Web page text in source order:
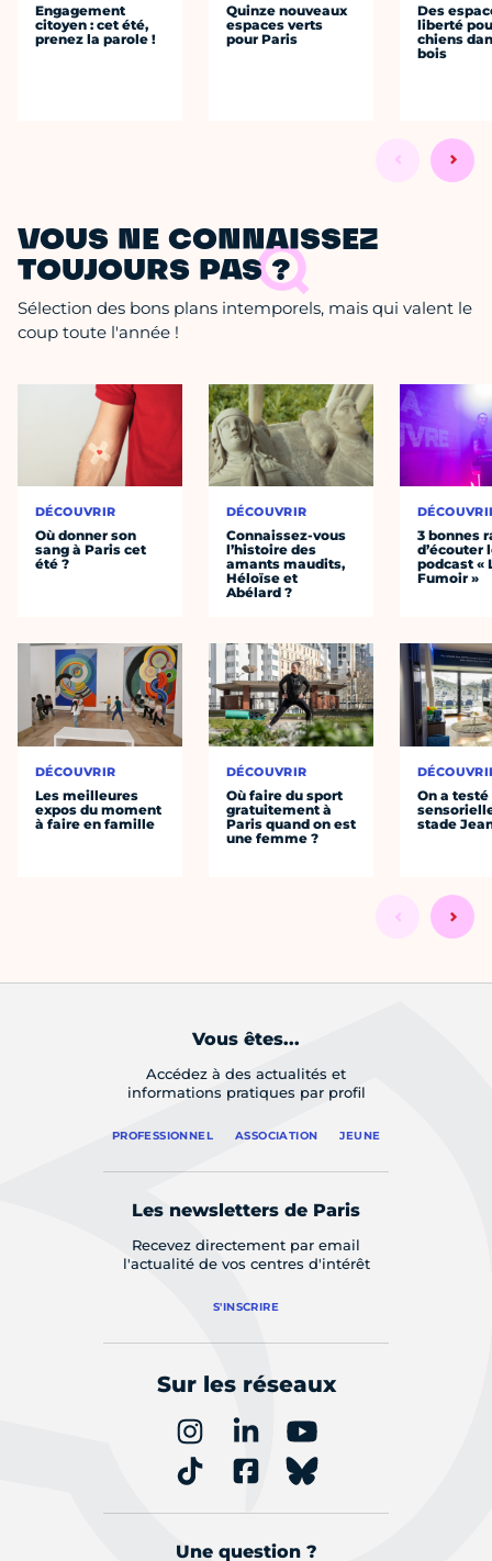
Engagement
citoyen : cet été,
prenez la parole !
Quinze nouveaux
espaces verts
pour Paris
Des
liberté
chiens
bois
VOUS NE CONNAISSEZ
TOUJOURS PAS ?
Sélection des bons plans intemporels, mais qui valent le
coup toute l'année !
DÉCOUVRIR
Où donner son
sang à Paris cet
été ?
DÉCOUVRIR
Les meilleures
expos du moment
à faire en famille
DÉCOUVRIR
Connaissez-vous
l’histoire des
amants maudits,
Héloïse et
Abélard ?
DÉCOUVRIR
Où faire du sport
gratuitement à
Paris quand on est
une femme ?
3 bonnes
d’écouter
podcast «
Fumoir »
On a
stade
Vous êtes...
Accédez à des actualités et
informations pratiques par profil
PROFESSIONNEL ASSOCIATION JEUNE
Les newsletters de Paris
Recevez directement par email
l'actualité de vos centres d'intérêt
S'INSCRIRE
Sur les réseaux
Une question ?